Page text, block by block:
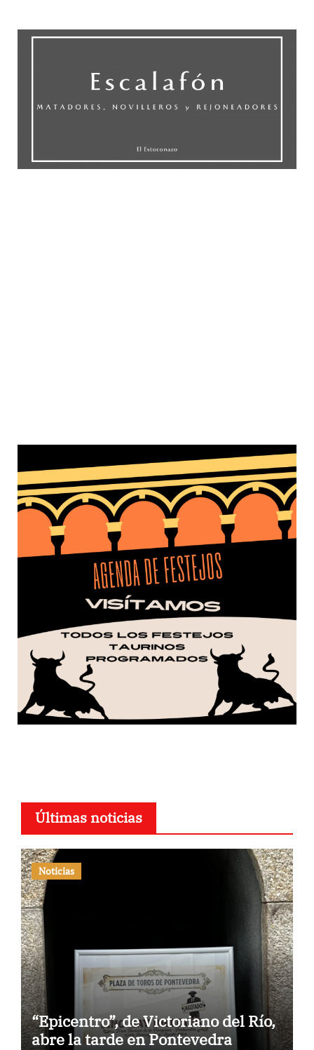
Últimas noticias
Noticias
“Epicentro”, de Victoriano del Río,
abre la tarde en Pontevedra